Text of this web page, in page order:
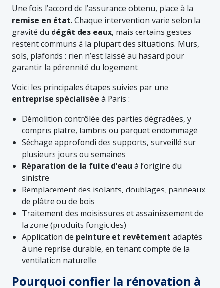
Une fois l’accord de l’assurance obtenu, place à la
remise en état. Chaque intervention varie selon la
gravité du dégât des eaux, mais certains gestes
restent communs à la plupart des situations. Murs,
sols, plafonds : rien n’est laissé au hasard pour
garantir la pérennité du logement.
Voici les principales étapes suivies par une
entreprise spécialisée à Paris :
Démolition contrôlée des parties dégradées, y
compris plâtre, lambris ou parquet endommagé
Séchage approfondi des supports, surveillé sur
plusieurs jours ou semaines
Réparation de la fuite d’eau à l’origine du
sinistre
Remplacement des isolants, doublages, panneaux
de plâtre ou de bois
Traitement des moisissures et assainissement de
la zone (produits fongicides)
Application de peinture et revêtement adaptés
à une reprise durable, en tenant compte de la
ventilation naturelle
Pourquoi confier la rénovation à